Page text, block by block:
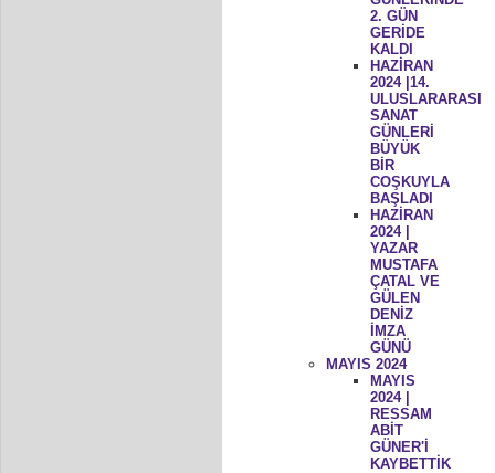
2. GÜN
GERİDE
KALDI
HAZİRAN
2024 |14.
ULUSLARARASI
SANAT
GÜNLERİ
BÜYÜK
BİR
COŞKUYLA
BAŞLADI
HAZİRAN
2024 |
YAZAR
MUSTAFA
ÇATAL VE
GÜLEN
DENİZ
İMZA
GÜNÜ
MAYIS 2024
MAYIS
2024 |
RESSAM
ABİT
GÜNER'İ
KAYBETTİK